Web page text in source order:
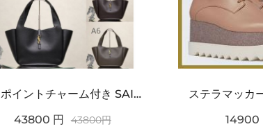
ワンポイントチャーム付き SAINT LAURENT サンローラン コピー バッグ シンプルラグ...
43800 円 43800円
14900